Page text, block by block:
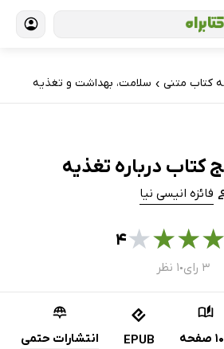
کتاب متنی › سلامت، بهداشت و تغذیه
کتاب درباره تغذیه
فائزه انیسی نیا
★
★
★
★۴
۳ رای ● ۱ نظر
EPUB انتشارات حتمی